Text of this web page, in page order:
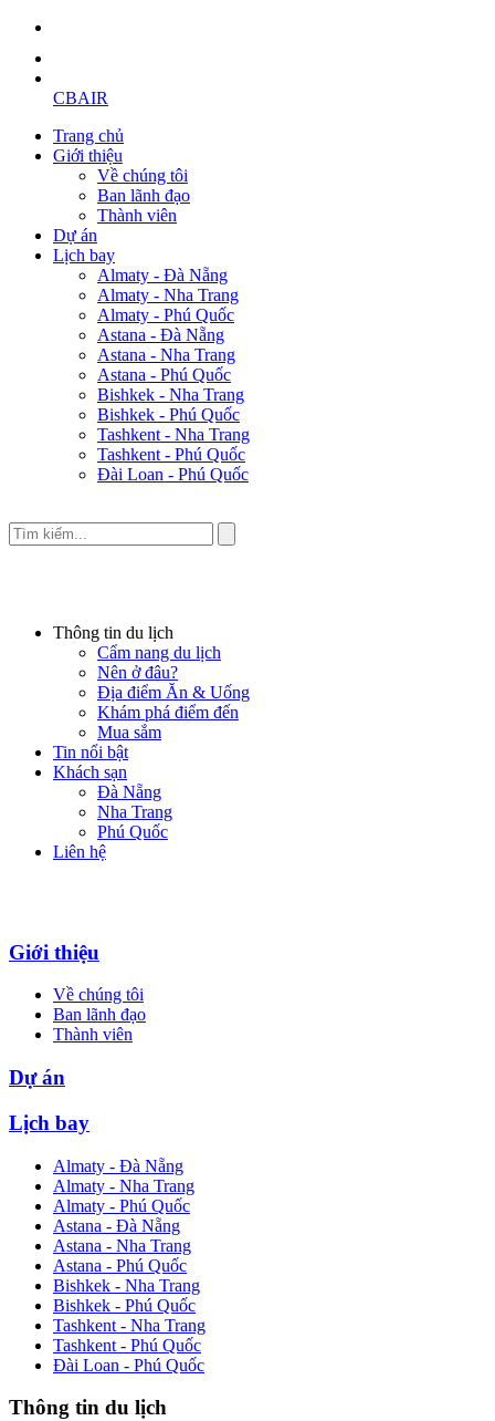
CBAIR
Trang chủ
Giới thiệu
Về chúng tôi
Ban lãnh đạo
Thành viên
Dự án
Lịch bay
Almaty - Đà Nẵng
Almaty - Nha Trang
Almaty - Phú Quốc
Astana - Đà Nẵng
Astana - Nha Trang
Astana - Phú Quốc
Bishkek - Nha Trang
Bishkek - Phú Quốc
Tashkent - Nha Trang
Tashkent - Phú Quốc
Đài Loan - Phú Quốc
Thông tin du lịch
Cẩm nang du lịch
Nên ở đâu?
Địa điểm Ăn & Uống
Khám phá điểm đến
Mua sắm
Tin nổi bật
Khách sạn
Đà Nẵng
Nha Trang
Phú Quốc
Liên hệ
Giới thiệu
Về chúng tôi
Ban lãnh đạo
Thành viên
Dự án
Lịch bay
Almaty - Đà Nẵng
Almaty - Nha Trang
Almaty - Phú Quốc
Astana - Đà Nẵng
Astana - Nha Trang
Astana - Phú Quốc
Bishkek - Nha Trang
Bishkek - Phú Quốc
Tashkent - Nha Trang
Tashkent - Phú Quốc
Đài Loan - Phú Quốc
Thông tin du lịch